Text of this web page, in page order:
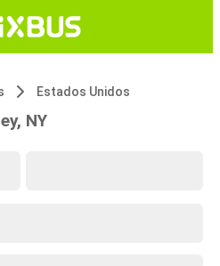
Estados Unidos
NY